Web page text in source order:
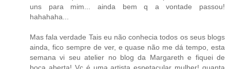
uns para mim... ainda bem q a vontade passou!
hahahaha...
Mas fala verdade Tais eu não conhecia todos os seus blogs
ainda, fico sempre de ver, e quase não me dá tempo, esta
semana vi seu atelier no blog da Margareth e fiquei de